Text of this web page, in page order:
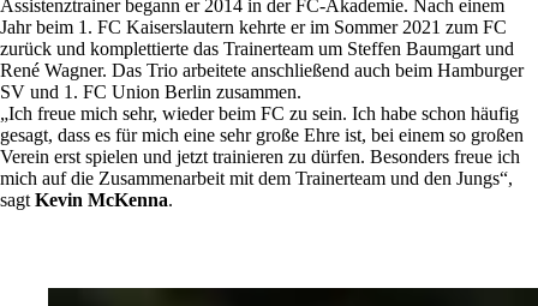
Assistenztrainer begann er 2014 in der FC-Akademie. Nach einem
Jahr beim 1. FC Kaiserslautern kehrte er im Sommer 2021 zum FC
zurück und komplettierte das Trainerteam um Steffen Baumgart und
René Wagner. Das Trio arbeitete anschließend auch beim Hamburger
SV und 1. FC Union Berlin zusammen.
„Ich freue mich sehr, wieder beim FC zu sein. Ich habe schon häufig
gesagt, dass es für mich eine sehr große Ehre ist, bei einem so großen
Verein erst spielen und jetzt trainieren zu dürfen. Besonders freue ich
mich auf die Zusammenarbeit mit dem Trainerteam und den Jungs“,
sagt Kevin McKenna.